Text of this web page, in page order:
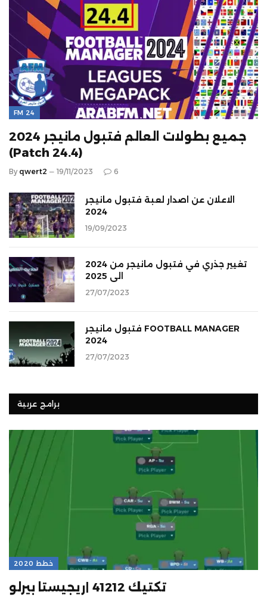
FM 24
جميع بطولات العالم فتبول مانيجر 2024
(Patch 24.4)
By qwert2 19/11/2023 6
الاعلان عن اصدار لعبة فتبول مانيجر
2024
19/09/2023
تغيير جذري في فتبول مانيجر من 2024
الى 2025
27/07/2023
فتبول مانيجر FOOTBALL MANAGER
2024
27/07/2023
برامج عربية
خطط 2020
تكتيك 41212 |ريجيستا بيرلو